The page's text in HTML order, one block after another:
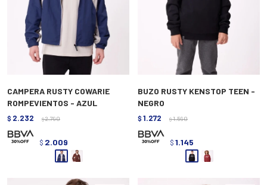
CAMPERA RUSTY COWARIE
ROMPEVIENTOS - AZUL
$ 2.232 $ 2.790
$ 2.009
BUZO RUSTY KENSTOP TEEN -
NEGRO
$ 1.272 $ 1.590
$ 1.145